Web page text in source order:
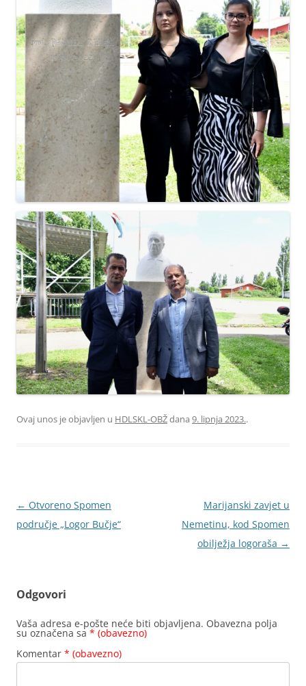
Ovaj unos je objavljen u HDLSKL-OBŽdana 9. lipnja 2023..
Navigacija
objava
← Otvoreno Spomen
područje „Logor Bučje“
Marijanski zavjet u
Nemetinu, kod Spomen
obilježja logoraša →
Odgovori
Vaša adresa e-pošte neće biti objavljena. Obavezna polja
su označena sa * (obavezno)
Komentar * (obavezno)